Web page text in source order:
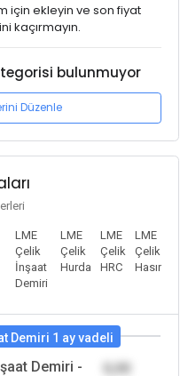
için ekleyin ve son fiyat
kaçırmayın.
bulunmuyor
Düzenle
LME
Çelik
İnşaat
Demiri
LME
Çelik
Hurda
LME
Çelik
HRC
LME
Çelik
Hasır
Demiri 1 ay vadeli
Demiri -